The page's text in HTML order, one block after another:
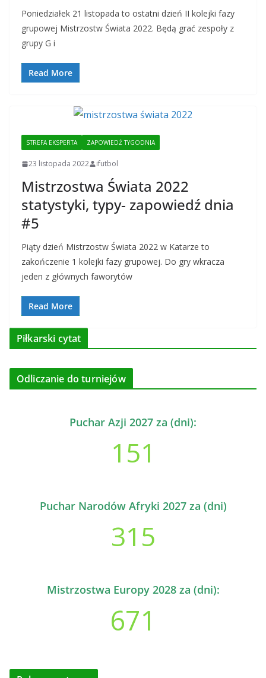
Poniedziałek 21 listopada to ostatni dzień II kolejki fazy
grupowej Mistrzostw Świata 2022. Będą grać zespoły z
grupy G i
Read More
STREFA EKSPERTA ZAPOWIEDŹ TYGODNIA
23 listopada 2022 ifutbol
Mistrzostwa Świata 2022
statystyki, typy- zapowiedź dnia
#5
Piąty dzień Mistrzostw Świata 2022 w Katarze to
zakończenie 1 kolejki fazy grupowej. Do gry wkracza
jeden z głównych faworytów
Read More
Piłkarski cytat
Odliczanie do turniejów
Puchar Azji 2027 za (dni):
151
Puchar Narodów Afryki 2027 za (dni)
315
Mistrzostwa Europy 2028 za (dni):
671